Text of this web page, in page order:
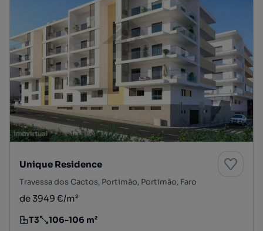
Unique Residence
Travessa dos Cactos, Portimão, Portimão, Faro
de 3949 €/m²
Tipologia
T3
Preço por metro quadrado
106-106 m²